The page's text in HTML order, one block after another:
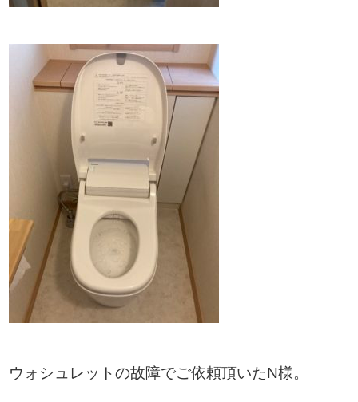
ウォシュレットの故障でご依頼頂いたN様。